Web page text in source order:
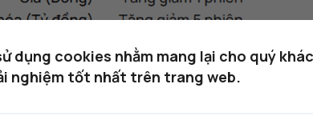
dụng cookies nhằm mang lại cho quý
nghiệm tốt nhất trên trang web.